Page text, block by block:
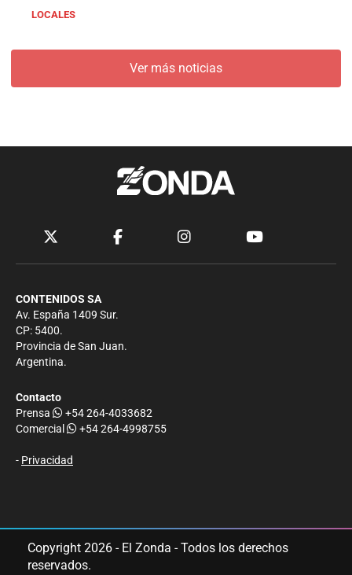
LOCALES
Ver más noticias
CONTENIDOS SA
Av. España 1409 Sur.
CP: 5400.
Provincia de San Juan.
Argentina.
Contacto
Prensa
+54 264-4033682
Comercial
+54 264-4998755
- Privacidad
Copyright 2026 - El Zonda - Todos los derechos
reservados.